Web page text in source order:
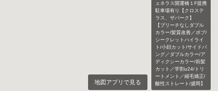
ェネラス開運橋１F提携
駐車場有り【クロステ
ラス、ザパーク】
【ブリーチなしダブル
カラー/髪質改善／ボブ/
シークレットハイライ
ト/小顔カット/サイドバ
ング／ダブルカラー/ア
ディクシーカラー/前髪
カット／学割u24/トリ
ートメント／縮毛矯正/
酸性ストレート/盛岡】
地図アプリで見る